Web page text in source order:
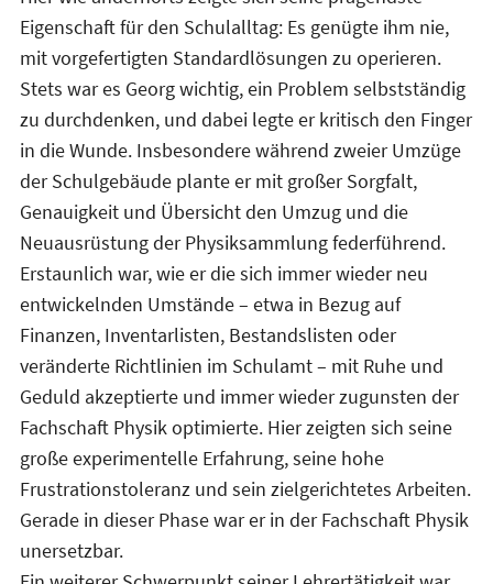
Eigenschaft für den Schulalltag: Es genügte ihm nie,
mit vorgefertigten Standardlösungen zu operieren.
Stets war es Georg wichtig, ein Problem selbstständig
zu durchdenken, und dabei legte er kritisch den Finger
in die Wunde. Insbesondere während zweier Umzüge
der Schulgebäude plante er mit großer Sorgfalt,
Genauigkeit und Übersicht den Umzug und die
Neuausrüstung der Physiksammlung federführend.
Erstaunlich war, wie er die sich immer wieder neu
entwickelnden Umstände – etwa in Bezug auf
Finanzen, Inventarlisten, Bestandslisten oder
veränderte Richtlinien im Schulamt – mit Ruhe und
Geduld akzeptierte und immer wieder zugunsten der
Fachschaft Physik optimierte. Hier zeigten sich seine
große experimentelle Erfahrung, seine hohe
Frustrationstoleranz und sein zielgerichtetes Arbeiten.
Gerade in dieser Phase war er in der Fachschaft Physik
unersetzbar.